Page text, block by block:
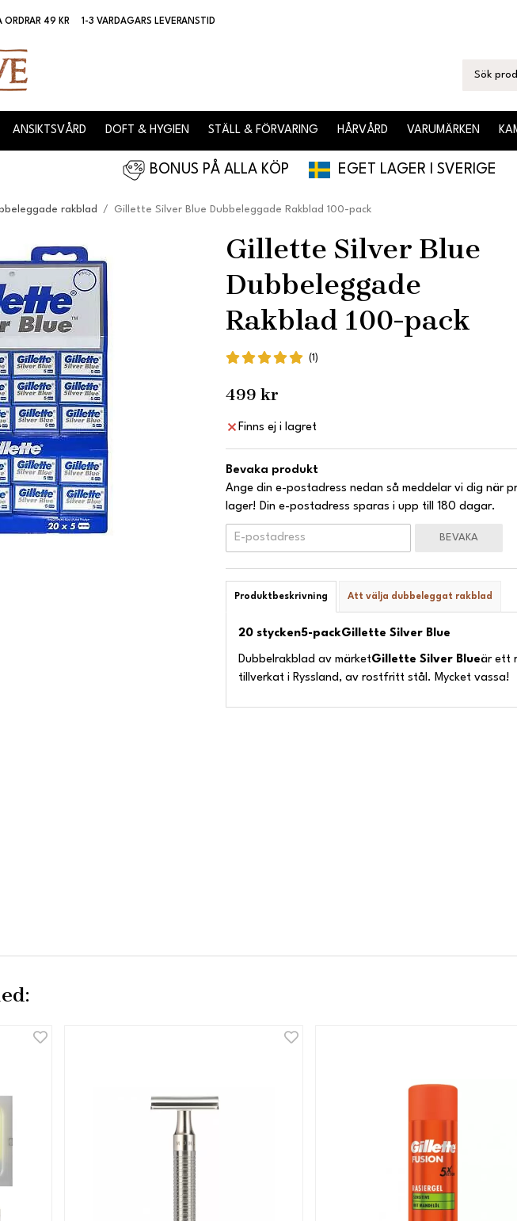
ORDRAR 49 KR 1-3 VARDAGARS LEVERANSTID
ANSIKTSVÅRD DOFT & HYGIEN STÄLL & FÖRVARING HÅRVÅRD VARUMÄRKEN
BONUS PÅ ALLA KÖP EGET LAGER I SVERIGE
rakblad / Gillette Silver Blue Dubbeleggade Rakblad 100-pack
Gillette Silver Blue
Dubbeleggade
Rakblad 100-pack
(1)
499 kr
Finns ej i lagret
Bevaka produkt
Ange din e-postadress nedan så meddelar vi dig när
lager! Din e-postadress sparas i upp till 180 dagar.
BEVAKA
Produktbeskrivning Att välja dubbeleggat rakblad
20 stycken5-packGillette Silver Blue
Dubbelrakblad av märketGillette Silver Blueär ett
tillverkat i Ryssland, av rostfritt stål. Mycket vassa!